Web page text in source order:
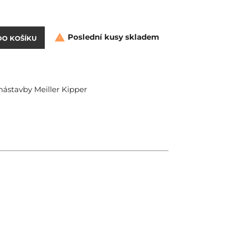
KOŠÍKU  Poslední kusy skladem
Meiller Kipper